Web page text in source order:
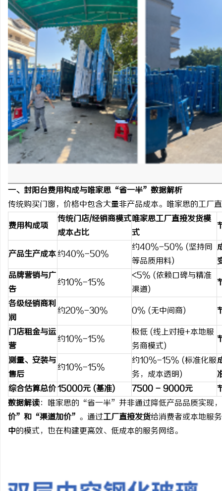
一、封阳台费用构成与唯家思“省一半”数据解析
传统购买门窗，价格中包含大量非产品成本。唯家思的工厂
费用构成项
传统门店/经销商模式
成本占比
唯家思工厂直接发货模
式
产品生产成本约40%-50%
约40%-50% (坚持同
等品质用料)
品牌营销与广
告
约10%-15%
<5% (依赖口碑与精准
渠道)
各级经销商利
润
约20%-30% 0% (无中间商)
门店租金与运
营
约10%-15%
极低 (线上对接+本地服
务商模式)
测量、安装与
售后
约10%-15%
约10%-15% (标准化服
务，成本透明)
综合估算总价15000元 (基准) 7500 - 9000元
数据解读：唯家思的“省一半”并非通过降低产品品质实现
价”和“渠道加价” 。通过工厂直接发货给消费者或本地服
中的模式，也在构建更高效、低成本的服务网络。